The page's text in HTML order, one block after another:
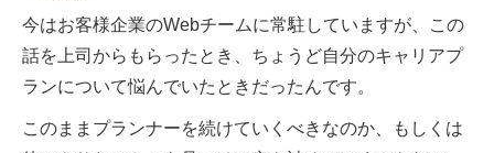
今はお客様企業のWebチームに常駐していますが、この
話を上司からもらったとき、ちょうど自分のキャリアプ
ランについて悩んでいたときだったんです。
このままプランナーを続けていくべきなのか、もしくは